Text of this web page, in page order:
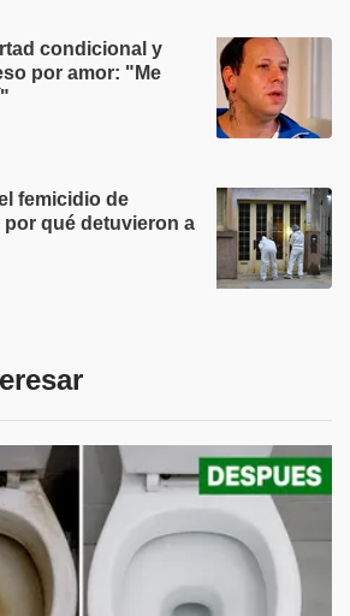
condicional y
por amor: "Me
femicidio de
por qué detuvieron a